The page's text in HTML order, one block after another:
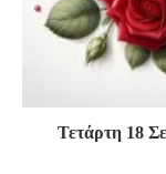
Τετάρτη 18